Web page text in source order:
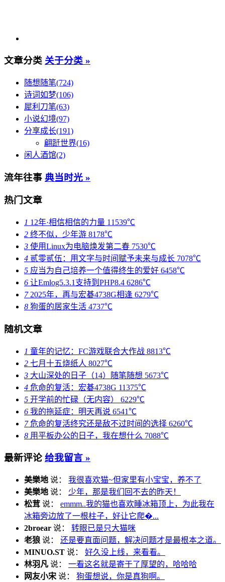
文章分类 关于分类 »
随想随笔(724)
诗词如梦(106)
犀利刀笔(63)
小说幻境(97)
分享成长(191)
翩跹世界(16)
闲人酒馆(2)
流年往事 典当时光 »
热门文章
1 12年·相信相信的力量 11539℃
2 终不似，少年游 8178℃
3 使用Linux为电脑焕发第二春 7530℃
4 贰零贰伍：用文字与时间赋予未来与成长 7078℃
5 应当为自己培养一个值得终生的爱好 6458℃
6 让Emlog5.3.1支持到PHP8.4 6286℃
72025年，再与宏碁4738G相逢 6279℃
8 狗蛋的居家生活 4737℃
随机文章
1 童年的记忆：FC游戏联合大作战 8813℃
2 七月十五烧纸人 8027℃
3 大山深处的日子（14）随笔随想 5673℃
4 危命的复活：宏碁4738G 11375℃
5 开学前的忙碌（无内容） 6229℃
6 我的拖延症：明天再说 6541℃
7危命的复活终究还是敌不过时间的选择 6260℃
8 用平板办公的日子，我在想什么 7088℃
最新评论 给我留言 »
美樂地 说： 我很喜欢猫~但家里有小宝宝，养不了
美樂地 说： 少年，那是我们回不去的昨天！
松茸 说： emmm..我的猫也喜欢睡冰箱顶上，为此我在
冰箱旁边放了一根柱子，好让它爬�...
2broear 说： 转眼已是只大猫咪
老狼 说： 还是要直面问题，解决问题才是最根本之道。
MINUO.ST 说： 好久没上线，来看看。
林羽凡 说： 一看这名就是寄于了厚望的，哈哈哈
网友小宋 说： 狗蛋想说，你是真狗啊。